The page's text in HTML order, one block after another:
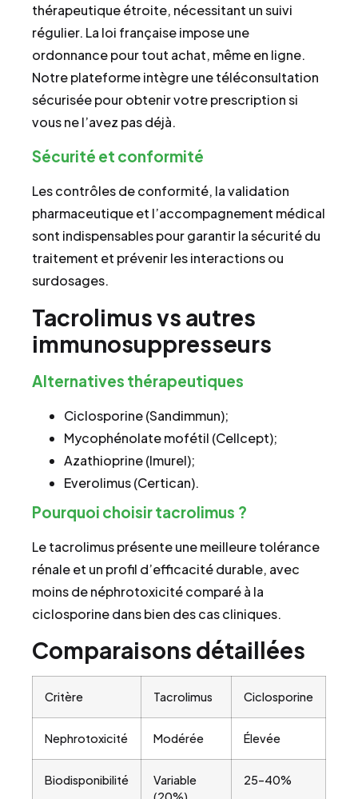
thérapeutique étroite, nécessitant un suivi
régulier. La loi française impose une
ordonnance pour tout achat, même en ligne.
Notre plateforme intègre une téléconsultation
sécurisée pour obtenir votre prescription si
vous ne l’avez pas déjà.
Sécurité et conformité
Les contrôles de conformité, la validation
pharmaceutique et l’accompagnement médical
sont indispensables pour garantir la sécurité du
traitement et prévenir les interactions ou
surdosages.
Tacrolimus vs autres
immunosuppresseurs
Alternatives thérapeutiques
Ciclosporine (Sandimmun);
Mycophénolate mofétil (Cellcept);
Azathioprine (Imurel);
Everolimus (Certican).
Pourquoi choisir tacrolimus ?
Le tacrolimus présente une meilleure tolérance
rénale et un profil d’efficacité durable, avec
moins de néphrotoxicité comparé à la
ciclosporine dans bien des cas cliniques.
Comparaisons détaillées
Critère Tacrolimus Ciclosporine
Nephrotoxicité Modérée Élevée
Biodisponibilité
Variable
25–40%